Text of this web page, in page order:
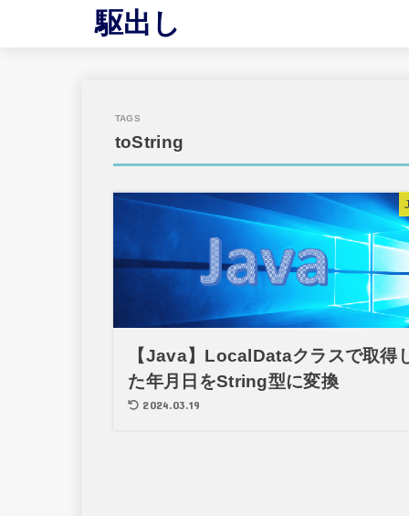
駆出し
toString
【Java】LocalDataクラスで取得
た年月日をString型に変換
2024.03.19